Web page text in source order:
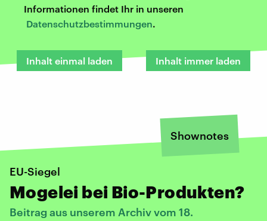
Informationen findet Ihr in unseren
Datenschutzbestimmungen.
Inhalt einmal laden Inhalt immer laden
Shownotes
EU-Siegel
Mogelei bei Bio-Produkten?
Beitrag aus unserem Archiv vom 18.